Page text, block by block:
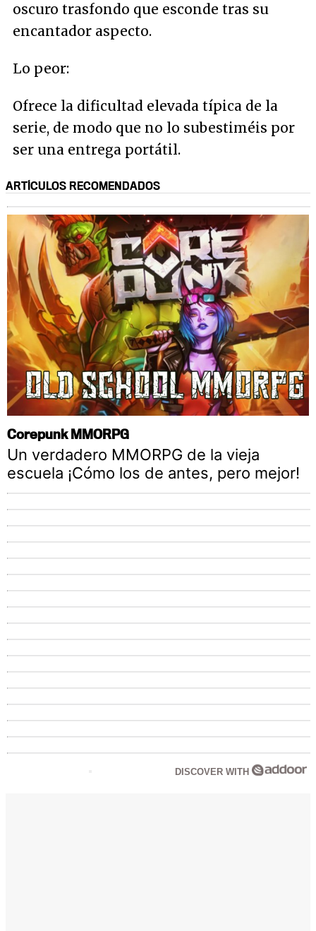
oscuro trasfondo que esconde tras su
encantador aspecto.
Lo peor:
Ofrece la dificultad elevada típica de la
serie, de modo que no lo subestiméis por
ser una entrega portátil.
ARTÍCULOS RECOMENDADOS
Corepunk MMORPG
Un verdadero MMORPG de la vieja
escuela ¡Cómo los de antes, pero mejor!
DISCOVER WITH